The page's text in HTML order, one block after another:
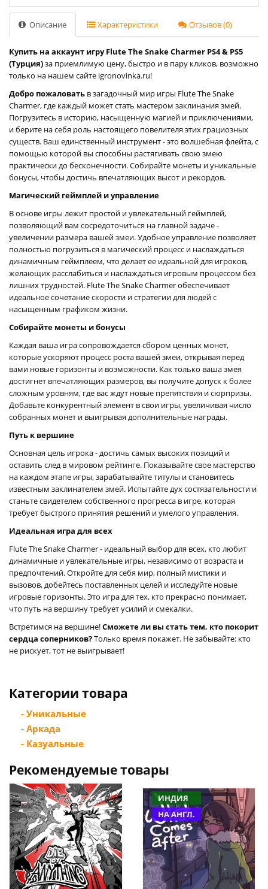
Описание Характеристики Отзывов (0)
Купить на аккаунт игру Flute The Snake Charmer PS4 & PS5
(Турция)за приемлимую цену, быстро и в пару кликов, возможно
только на нашем сайте igronovinka.ru!
Добро пожаловать в загадочный мир игры Flute The Snake
Charmer, где каждый может стать мастером заклинания змей.
Погрузитесь в историю, насыщенную магией и приключениями,
и берите на себя роль настоящего повелителя этих грациозных
существ. Ваш единственный инструмент - это волшебная флейта, с
помощью которой вы способны растягивать свою змею
практически до бесконечности. Собирайте монеты и уникальные
бонусы, чтобы достичь впечатляющих высот и рекордов.
Магический геймплей и управление
В основе игры лежит простой и увлекательный геймплей,
позволяющий вам сосредоточиться на главной задаче -
увеличении размера вашей змеи. Удобное управление позволяет
полностью погрузиться в магический процесс и наслаждаться
динамичным геймплеем, что делает ее идеальной для игроков,
желающих расслабиться и наслаждаться игровым процессом без
лишних трудностей. Flute The Snake Charmer обеспечивает
идеальное сочетание скорости и стратегии для людей с
насыщенным графиком жизни.
Собирайте монеты и бонусы
Каждая ваша игра сопровождается сбором ценных монет,
которые ускоряют процесс роста вашей змеи, открывая перед
вами новые горизонты и возможности. Как только ваша змея
достигнет впечатляющих размеров, вы получите допуск к более
сложным уровням, где вас ждут новые препятствия и сюрпризы.
Добавьте конкурентный элемент в свои игры, увеличивая число
собранных монет и выигрывая дополнительные награды.
Путь к вершине
Основная цель игрока - достичь самых высоких позиций и
оставить след в мировом рейтинге. Показывайте свое мастерство
на каждом этапе игры, зарабатывайте титулы и становитесь
известным заклинателем змей. Испытайте дух состязательности и
станьте свидетелем собственного прогресса в игре, которая
требует быстрого принятия решений и умелого управления.
Идеальная игра для всех
Flute The Snake Charmer - идеальный выбор для всех, кто любит
динамичные и увлекательные игры, независимо от возраста и
предпочтений. Откройте для себя мир, полный мистики и
вызовов, добейтесь поставленных целей и исследуйте новые
игровые горизонты. Это игра для тех, кто прекрасно понимает,
что путь на вершину требует усилий и смекалки.
Встретимся на вершине!Сможете ли вы стать тем, кто покорит
сердца соперников?Только время покажет. Не забывайте: кто
не рискует, тот не выигрывает!
Категории товара
- Уникальные
- Аркада
- Казуальные
Рекомендуемые товары
ИНДИЯ
НА АНГЛ.